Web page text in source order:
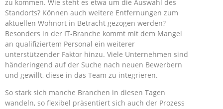
zu kommen. Wie steht es etwa um die Auswahl des
Standorts? Können auch weitere Entfernungen zum
aktuellen Wohnort in Betracht gezogen werden?
Besonders in der IT-Branche kommt mit dem Mangel
an qualifiziertem Personal ein weiterer
unterstützender Faktor hinzu. Viele Unternehmen sind
händeringend auf der Suche nach neuen Bewerbern
und gewillt, diese in das Team zu integrieren.
So stark sich manche Branchen in diesen Tagen
wandeln, so flexibel präsentiert sich auch der Prozess